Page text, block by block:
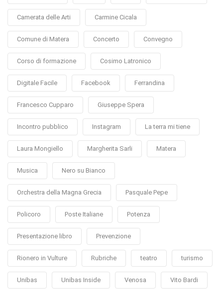
Camerata delle Arti Carmine Cicala
Comune di Matera Concerto Convegno
Corso di formazione Cosimo Latronico
Digitale Facile Facebook Ferrandina
Francesco Cupparo Giuseppe Spera
Incontro pubblico Instagram La terra mi tiene
Laura Mongiello Margherita Sarli Matera
Musica Nero su Bianco
Orchestra della Magna Grecia Pasquale Pepe
Policoro Poste Italiane Potenza
Presentazione libro Prevenzione
Rionero in Vulture Rubriche teatro turismo
Unibas Unibas Inside Venosa Vito Bardi